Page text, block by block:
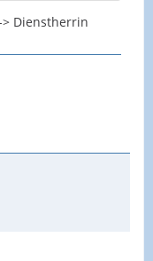
Dienstherrin